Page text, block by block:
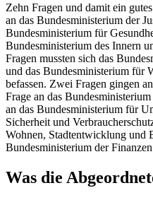
Zehn Fragen und damit ein
an das Bundesministerium der
Bundesministerium für
Bundesministerium des Innern
Fragen mussten sich das
und das Bundesministerium für
befassen. Zwei Fragen gingen
Frage an das
an das Bundesministerium für
Sicherheit und
Wohnen, Stadtentwicklung und
Bundesministerium der
Was die